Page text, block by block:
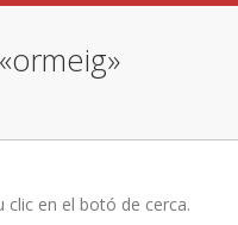
clic en el botó de cerca.